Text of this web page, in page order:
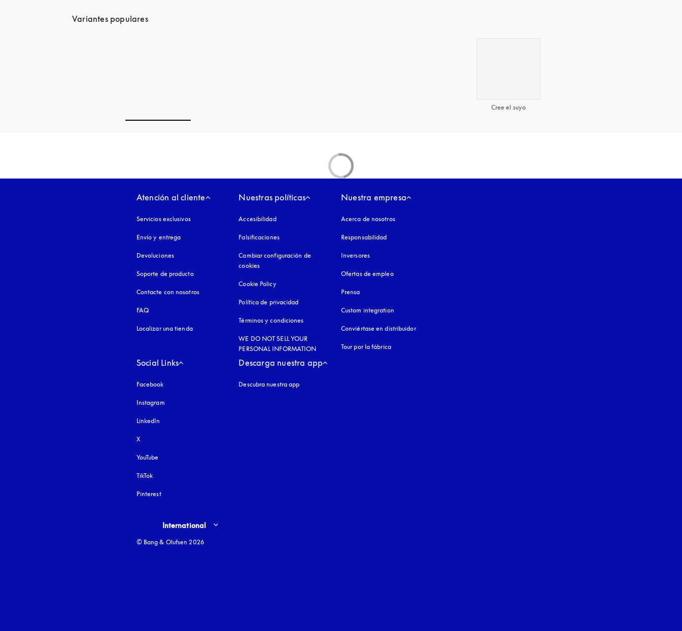
Variantes populares
Cree el suyo
Atención al cliente
Servicios exclusivos
Envío y entrega
Devoluciones
Soporte de producto
Contacte con nosotros
FAQ
Localizar una tienda
Nuestras políticas
Accesibilidadapertura en una pestaña nueva
Falsificacionesapertura en una pestaña nueva
Cambiar configuración de
cookies
Cookie Policyapertura en una pestaña nueva
Política de privacidad
Términos y condiciones
WE DO NOT SELL YOUR
PERSONAL INFORMATION
Nuestra empresa
Acerca de nosotros
Responsabilidad
Inversores
Ofertas de empleo
Prensa
Custom integration
Conviértase en distribuidor
Tour por la fábrica
Social Links
Facebook
Instagram
LinkedIn
X
YouTube
TikTok
Pinterest
Descarga nuestra app
Descubra nuestra app
Select country and language
International
© Bang & Olufsen 2026